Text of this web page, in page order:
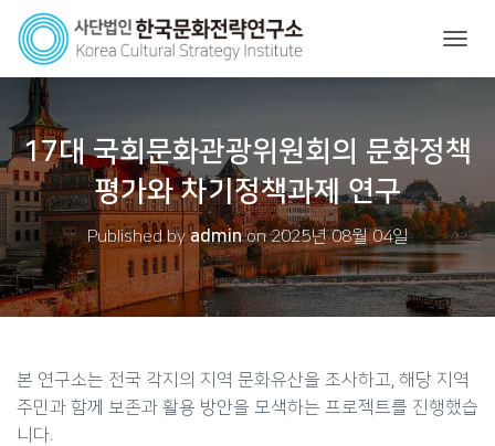
17대 국회문화관광위원회의 문화정책
평가와 차기정책과제 연구
Published byadminon2025년 08월 04일
본 연구소는 전국 각지의 지역 문화유산을 조사하고, 해당 지역
주민과 함께 보존과 활용 방안을 모색하는 프로젝트를 진행했습
니다.